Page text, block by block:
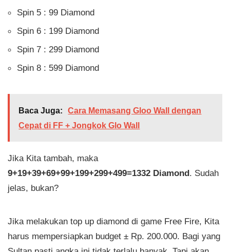
Spin 5 : 99 Diamond
Spin 6 : 199 Diamond
Spin 7 : 299 Diamond
Spin 8 : 599 Diamond
Baca Juga:
Cara Memasang Gloo Wall dengan
Cepat di FF + Jongkok Glo Wall
Jika Kita tambah, maka
9+19+39+69+99+199+299+499=1332 Diamond. Sudah
jelas, bukan?
Jika melakukan top up diamond di game Free Fire, Kita
harus mempersiapkan budget ± Rp. 200.000. Bagi yang